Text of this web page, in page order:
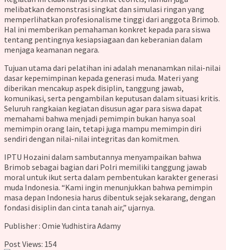
melibatkan demonstrasi singkat dan simulasi ringan yang
memperlihatkan profesionalisme tinggi dari anggota Brimob.
Hal ini memberikan pemahaman konkret kepada para siswa
tentang pentingnya kesiapsiagaan dan keberanian dalam
menjaga keamanan negara.
Tujuan utama dari pelatihan ini adalah menanamkan nilai-nilai
dasar kepemimpinan kepada generasi muda. Materi yang
diberikan mencakup aspek disiplin, tanggung jawab,
komunikasi, serta pengambilan keputusan dalam situasi kritis.
Seluruh rangkaian kegiatan disusun agar para siswa dapat
memahami bahwa menjadi pemimpin bukan hanya soal
memimpin orang lain, tetapi juga mampu memimpin diri
sendiri dengan nilai-nilai integritas dan komitmen.
IPTU Hozaini dalam sambutannya menyampaikan bahwa
Brimob sebagai bagian dari Polri memiliki tanggung jawab
moral untuk ikut serta dalam pembentukan karakter generasi
muda Indonesia. “Kami ingin menunjukkan bahwa pemimpin
masa depan Indonesia harus dibentuk sejak sekarang, dengan
fondasi disiplin dan cinta tanah air,” ujarnya.
Publisher : Omie Yudhistira Adamy
Post Views: 154